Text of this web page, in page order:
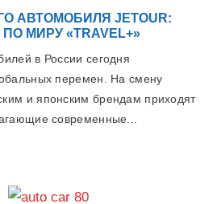
АВТОМОБИЛЯ JETOUR:
МИРУ «TRAVEL+»
в России сегодня
перемен. На смену
и японским брендам приходят
современные...